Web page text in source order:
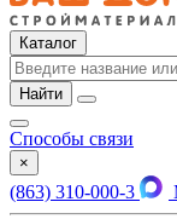
Каталог
Найти
Способы связи
×
(863) 310-000-3